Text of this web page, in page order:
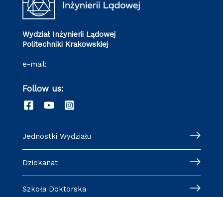
Wydział Inżynierii Lądowej
Politechniki Krakowskiej
e-mail:
Follow us:
Jednostki Wydziału
Dziekanat
Szkoła Doktorska